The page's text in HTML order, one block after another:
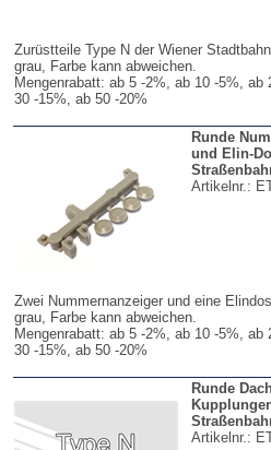
Zurüstteile Type N der Wiener
grau, Farbe kann abweichen.
Mengenrabatt: ab 5 -2%, ab 10 -5%, ab
30 -15%, ab 50 -20%
Runde
und Elin-
Artikelnr.:
Zwei Nummernanzeiger und eine
grau, Farbe kann abweichen.
Mengenrabatt: ab 5 -2%, ab 10 -5%, ab
30 -15%, ab 50 -20%
Runde
Artikelnr.: